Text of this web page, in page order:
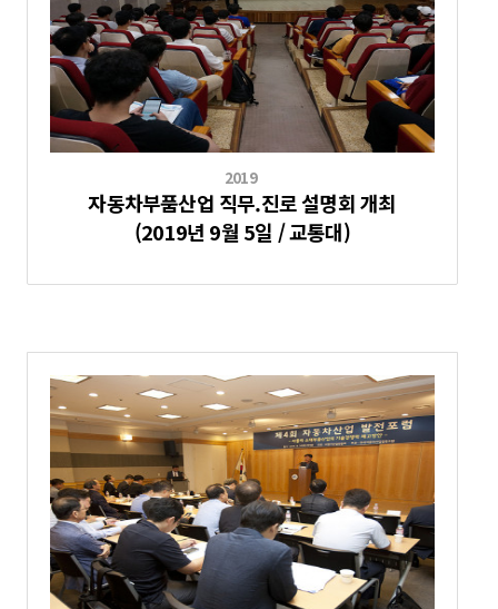
2019
자동차부품산업 직무.진로 설명회 개최
(2019년 9월 5일 / 교통대)